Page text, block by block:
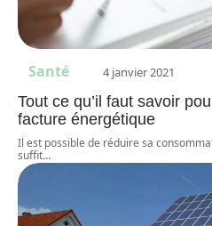
Santé 4 janvier 2021
Tout ce qu’il faut savoir
facture énergétique
Il est possible de réduire sa
suffit…